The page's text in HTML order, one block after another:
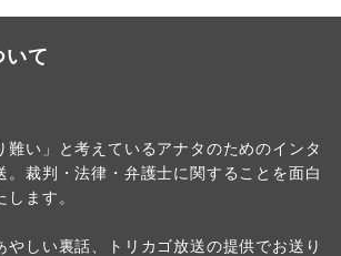
いて
難い」と考えているアナタのためのインタ
。裁判・法律・弁護士に関することを面白
ます。
やしい裏話、トリカゴ放送の提供でお送り